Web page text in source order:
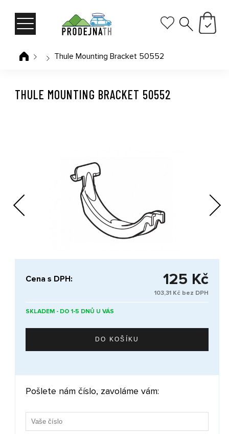
Thule Mounting Bracket 50552
Previous Next
THULE MOUNTING BRACKET 50552
Cena s DPH: 125 Kč
103,31 Kč bez DPH
SKLADEM - DO 1-5 DNŮ U VÁS
Pošlete nám číslo, zavoláme vám: